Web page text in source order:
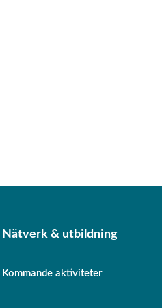
Nätverk & utbildning
Kommande aktiviteter